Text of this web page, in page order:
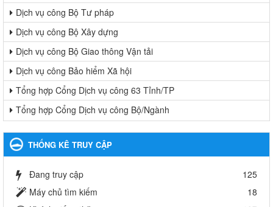
Dịch vụ công Bộ Tư pháp
Dịch vụ công Bộ Xây dựng
Dịch vụ công Bộ Giao thông Vận tải
Dịch vụ công Bảo hiểm Xã hội
Tổng hợp Cổng Dịch vụ công 63 Tỉnh/TP
Tổng hợp Cổng Dịch vụ công Bộ/Ngành
THỐNG KÊ TRUY CẬP
Đang truy cập
125
Máy chủ tìm kiếm
18